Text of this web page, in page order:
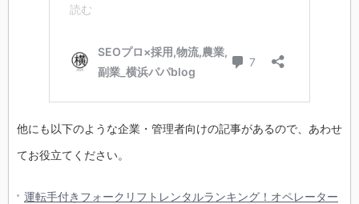
他にも以下のような企業・管理者向けの記事があるので、あわせ
てお役立てください。
運転手付きフォークリフトレンタルランキング！オペレーター